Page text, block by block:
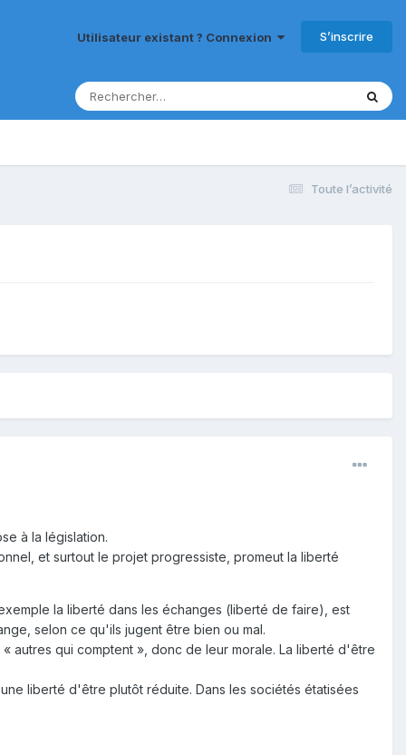
Utilisateur existant ? Connexion S’inscrire
Toute l’activité
à la législation.
et surtout le projet progressiste, promeut la liberté
la liberté dans les échanges (liberté de faire), est
selon ce qu'ils jugent être bien ou mal.
autres qui comptent », donc de leur morale. La liberté d'être
liberté d'être plutôt réduite. Dans les sociétés étatisées